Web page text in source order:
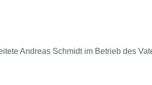
Andreas Schmidt im Betrieb des